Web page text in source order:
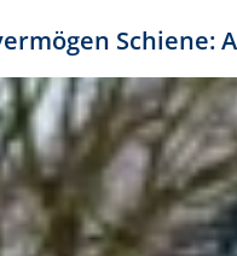
Schiene: